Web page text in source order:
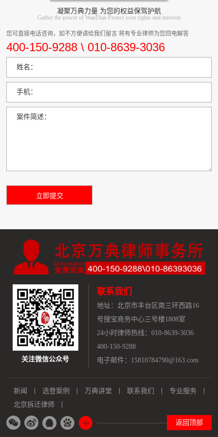
凝聚万典力量 为您的权益保驾护航
Gather the power of WanDian Protect your rights and interests
您可直接电话咨询，如不方便请给我们留言 将有专业律师为您回电解答
400-150-9288 \ 010-8639-3036
姓名：
手机：
案件简述：
关注微信公众号
联系我们
地址： 北京市丰台区南三环西路16
号搜宝商务中心三号楼1808室
24小时律师热线：010-8639-3036
400-150-9288
电子邮件：15810784790@163.com
新闻 选登案例 万典讲堂 联系我们
专业服务
北京拆迁律师
返回顶部